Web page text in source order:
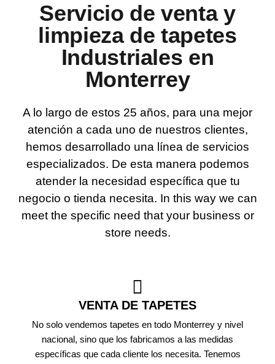
Servicio de venta y
limpieza de tapetes
Industriales en
Monterrey
A lo largo de estos 25 años, para una mejor
atención a cada uno de nuestros clientes,
hemos desarrollado una línea de servicios
especializados. De esta manera podemos
atender la necesidad específica que tu
negocio o tienda necesita. In this way we can
meet the specific need that your business or
store needs.
VENTA DE TAPETES
No solo vendemos tapetes en todo Monterrey y nivel
nacional, sino que los fabricamos a las medidas
específicas que cada cliente los necesita. Tenemos